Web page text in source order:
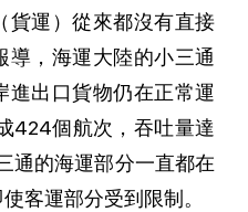
貨運）從來都沒有直接
導，海運大陸的小三通
進出口貨物仍在正常運
424個航次，吞吐量達
通的海運部分一直都在
客運部分受到限制。